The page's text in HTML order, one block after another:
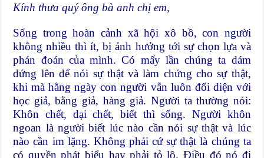
Kính thưa quý ông bà anh chị em,
Sống trong hoàn cảnh xã hội xô bồ, con người
không nhiều thì ít, bị ảnh hưởng tới sự chọn lựa và
phán đoán của mình. Có mấy lần chúng ta dám
đứng lên để nói sự thật và làm chứng cho sự thật,
khi mà hằng ngày con người vẫn luôn đối diện với
học giả, bằng giả, hàng giả. Người ta thường nói:
Khôn chết, dại chết, biết thì sống. Người khôn
ngoan là người biết lúc nào cần nói sự thật và lúc
nào cần im lặng. Không phải cứ sự thật là chúng ta
có quyền phát biểu hay phải tỏ lộ. Điều đó nó đi